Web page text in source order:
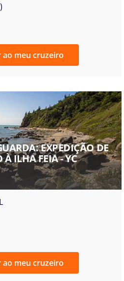
ao meu cruzeiro
EXPEDIÇÃO DE
ILHA FEIA - YC
ao meu cruzeiro